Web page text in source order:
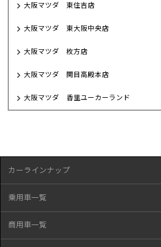
大阪マツダ 東住吉店
大阪マツダ 東大阪中央店
大阪マツダ 枚方店
大阪マツダ 関目高殿本店
大阪マツダ 香里ユーカーランド
カーラインナップ
乗用車一覧
商用車一覧